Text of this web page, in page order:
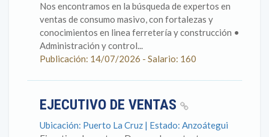
Nos encontramos en la búsqueda de expertos en
ventas de consumo masivo, con fortalezas y
conocimientos en linea ferretería y construcción •
Administración y control...
Publicación: 14/07/2026 - Salario: 160
EJECUTIVO DE VENTAS
Ubicación: Puerto La Cruz | Estado: Anzoátegui